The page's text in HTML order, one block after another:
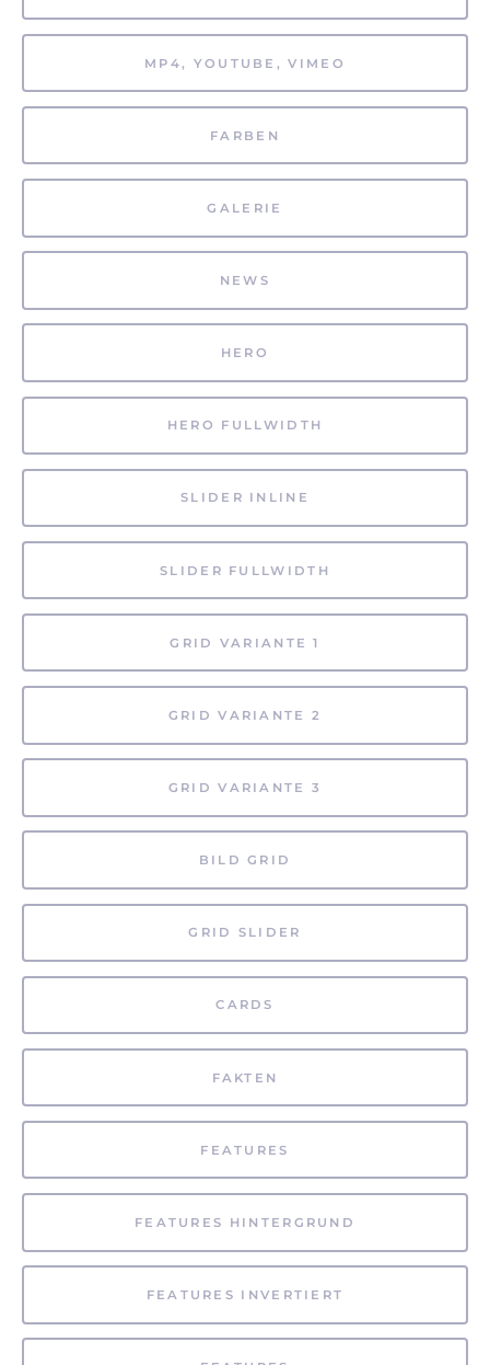
MP4, YOUTUBE, VIMEO
FARBEN
GALERIE
NEWS
HERO
HERO FULLWIDTH
SLIDER INLINE
SLIDER FULLWIDTH
GRID VARIANTE 1
GRID VARIANTE 2
GRID VARIANTE 3
BILD GRID
GRID SLIDER
CARDS
FAKTEN
FEATURES
FEATURES HINTERGRUND
FEATURES INVERTIERT